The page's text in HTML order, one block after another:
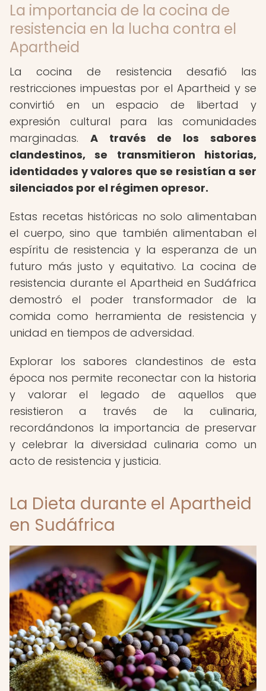
La importancia de la cocina de
resistencia en la lucha contra el
Apartheid
La cocina de resistencia desafió las
restricciones impuestas por el Apartheid y se
convirtió en un espacio de libertad y
expresión cultural para las comunidades
marginadas. A través de los sabores
clandestinos, se transmitieron historias,
identidades y valores que se resistían a ser
silenciados por el régimen opresor.
Estas recetas históricas no solo alimentaban
el cuerpo, sino que también alimentaban el
espíritu de resistencia y la esperanza de un
futuro más justo y equitativo. La cocina de
resistencia durante el Apartheid en Sudáfrica
demostró el poder transformador de la
comida como herramienta de resistencia y
unidad en tiempos de adversidad.
Explorar los sabores clandestinos de esta
época nos permite reconectar con la historia
y valorar el legado de aquellos que
resistieron a través de la culinaria,
recordándonos la importancia de preservar
y celebrar la diversidad culinaria como un
acto de resistencia y justicia.
La Dieta durante el Apartheid
en Sudáfrica